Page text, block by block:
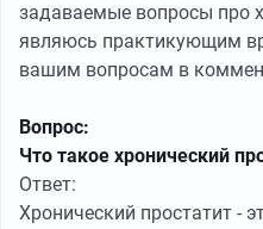
задаваемые вопросы про
являюсь практикующим
вашим вопросам в
Вопрос:
Что такое хронический
Ответ:
Хронический простатит -